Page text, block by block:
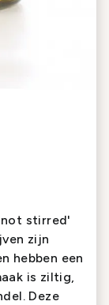
not stirred'
zijn
hebben een
is ziltig,
Deze